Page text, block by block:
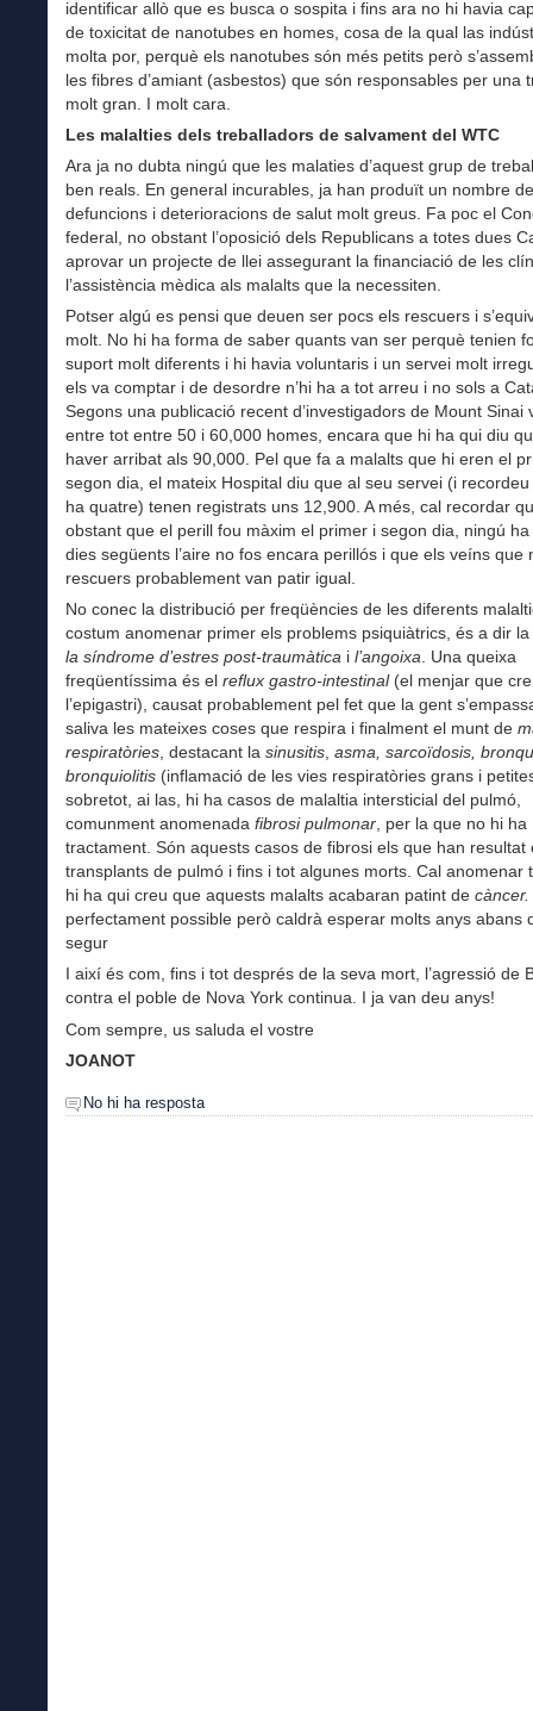
identificar allò que es busca o sospita i fins ara no hi havia
de toxicitat de nanotubes en homes, cosa de la qual las
molta por, perquè els nanotubes són més petits però
les fibres d’amiant (asbestos) que són responsables per una
molt gran. I molt cara.
Les malalties dels treballadors de salvament del WTC
Ara ja no dubta ningú que les malaties d’aquest grup de
ben reals. En general incurables, ja han produït un nombre de
defuncions i deterioracions de salut molt greus. Fa poc el
federal, no obstant l’oposició dels Republicans a totes dues
aprovar un projecte de llei assegurant la financiació de les
l’assistència mèdica als malalts que la necessiten.
Potser algú es pensi que deuen ser pocs els rescuers i
molt. No hi ha forma de saber quants van ser perquè tenien
suport molt diferents i hi havia voluntaris i un servei molt
els va comptar i de desordre n’hi ha a tot arreu i no sols a
Segons una publicació recent d’investigadors de Mount Sinai
entre tot entre 50 i 60,000 homes, encara que hi ha qui diu
haver arribat als 90,000. Pel que fa a malalts que hi eren el
segon dia, el mateix Hospital diu que al seu servei (i recordeu
ha quatre) tenen registrats uns 12,900. A més, cal recordar
obstant que el perill fou màxim el primer i segon dia, ningú
dies següents l’aire no fos encara perillós i que els veíns que
rescuers probablement van patir igual.
No conec la distribució per freqüències de les diferents
costum anomenar primer els problems psiquiàtrics, és a dir la
la síndrome d’estres post-traumàtica i l’angoixa. Una queixa
freqüentíssima és el reflux gastro-intestinal(el menjar que
l’epigastri), causat probablement pel fet que la gent
saliva les mateixes coses que respira i finalment el munt de
respiratòries, destacant la sinusitis, asma, sarcoïdosis,
bronquiolitis (inflamació de les vies respiratòries grans i
sobretot, ai las, hi ha casos de malaltia intersticial del pulmó,
comunment anomenada fibrosi pulmonar, per la que no hi ha
tractament. Són aquests casos de fibrosi els que han resultat
transplants de pulmó i fins i tot algunes morts. Cal anomenar
hi ha qui creu que aquests malalts acabaran patint de càncer.
perfectament possible però caldrà esperar molts anys abans
segur
I així és com, fins i tot després de la seva mort, l’agressió de
contra el poble de Nova York continua. I ja van deu anys!
Com sempre, us saluda el vostre
JOANOT
No hi ha resposta